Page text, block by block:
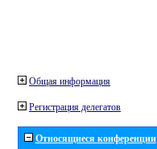
Общая информация
Регистрация делегатов
Относящиеся конференции